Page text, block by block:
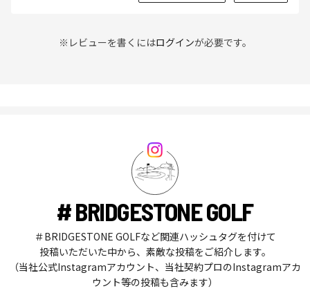
※レビューを書くにはログインが必要です。
# BRIDGESTONE GOLF
＃BRIDGESTONE GOLFなど関連ハッシュタグを付けて
投稿いただいた中から、素敵な投稿をご紹介します。
（当社公式Instagramアカウント、当社契約プロのInstagramアカ
ウント等の投稿も含みます）